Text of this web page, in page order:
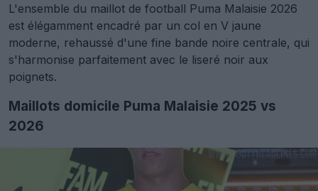
L'ensemble du maillot de football Puma Malaisie 2026
est élégamment encadré par un col en V jaune
moderne, rehaussé d'une fine bande noire centrale, qui
s'harmonise parfaitement avec le liseré noir aux
poignets.
Maillots domicile Puma Malaisie 2025 vs
2026